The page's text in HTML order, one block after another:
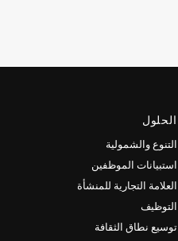
الحلول
التنوع والشمولية
استبيانات الموظفين
العلامة التجارية للمنشأة
التوظيف
توسيع نطاق الثقافة